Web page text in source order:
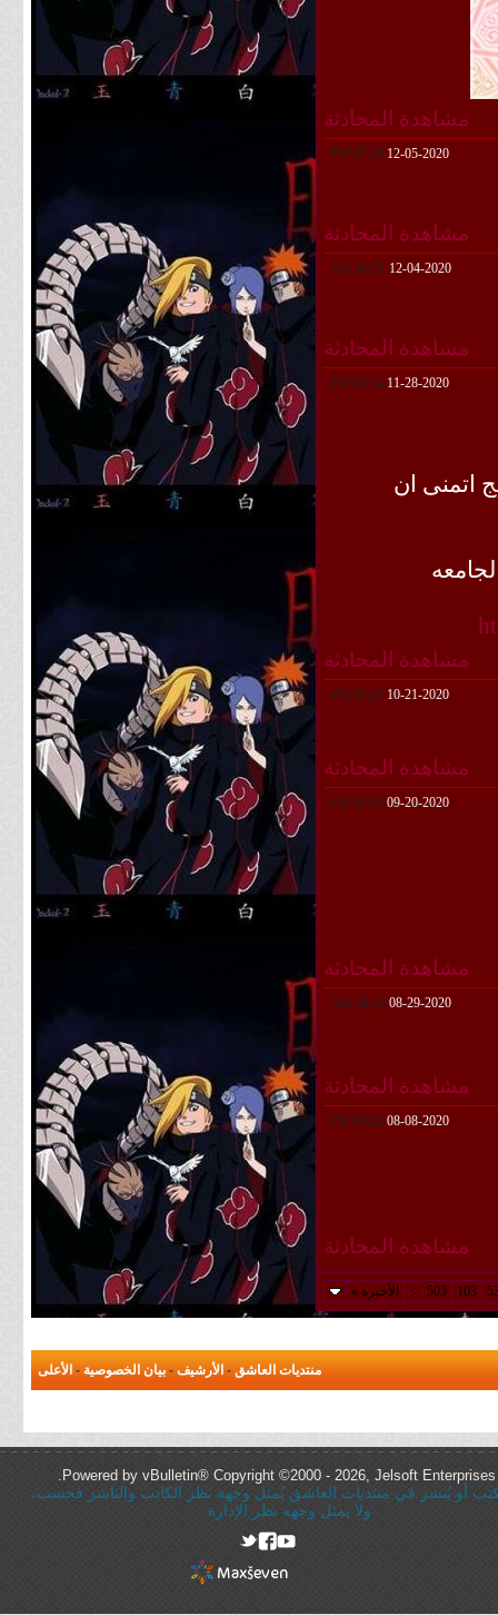
مشاهدة المحادثة
12-05-2020
07:38 PM
مشاهدة المحادثة
12-04-2020
09:51 AM
مشاهدة المحادثة
11-28-2020
03:54 PM
اتمنى ان
مشاهدة المحادثة
10-21-2020
03:29 PM
مشاهدة المحادثة
09-20-2020
07:11 PM
مشاهدة المحادثة
08-29-2020
01:23 AM
مشاهدة المحادثة
08-08-2020
09:12 PM
مشاهدة المحادثة
103
503
> الأخيرة »
منتديات العاشق - الأرشيف - بيان الخصوصية - الأعلى
Powered by vBulletin® Copyright ©2000 - 2026, Jelsoft Enterprises
أو يُنشر في منتديات العاشق يُمثل وجهة نظر الكاتب والناشر فحسب،
ولا يمثل وجهه نظر الإدارة